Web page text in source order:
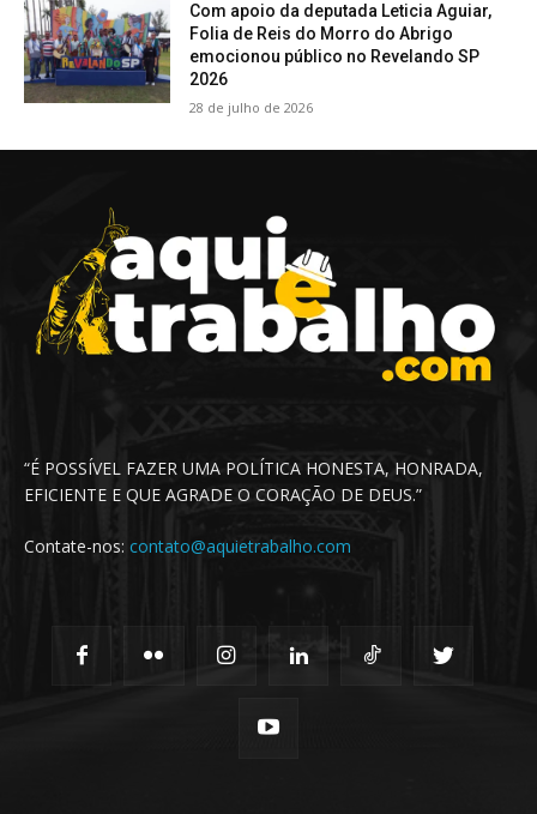
Com apoio da deputada Leticia Aguiar,
Folia de Reis do Morro do Abrigo
emocionou público no Revelando SP
2026
28 de julho de 2026
“É POSSÍVEL FAZER UMA POLÍTICA HONESTA, HONRADA,
EFICIENTE E QUE AGRADE O CORAÇÃO DE DEUS.”
Contate-nos: contato@aquietrabalho.com